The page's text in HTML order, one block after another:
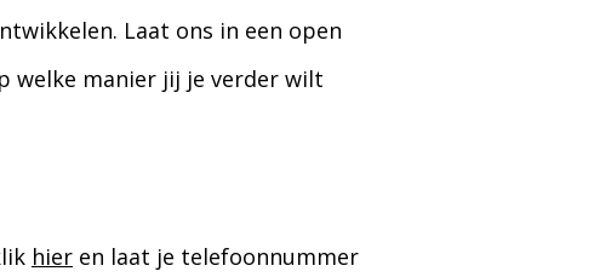
Laat ons in een open
welke manier jij je verder wilt
hieren laat je telefoonnummer